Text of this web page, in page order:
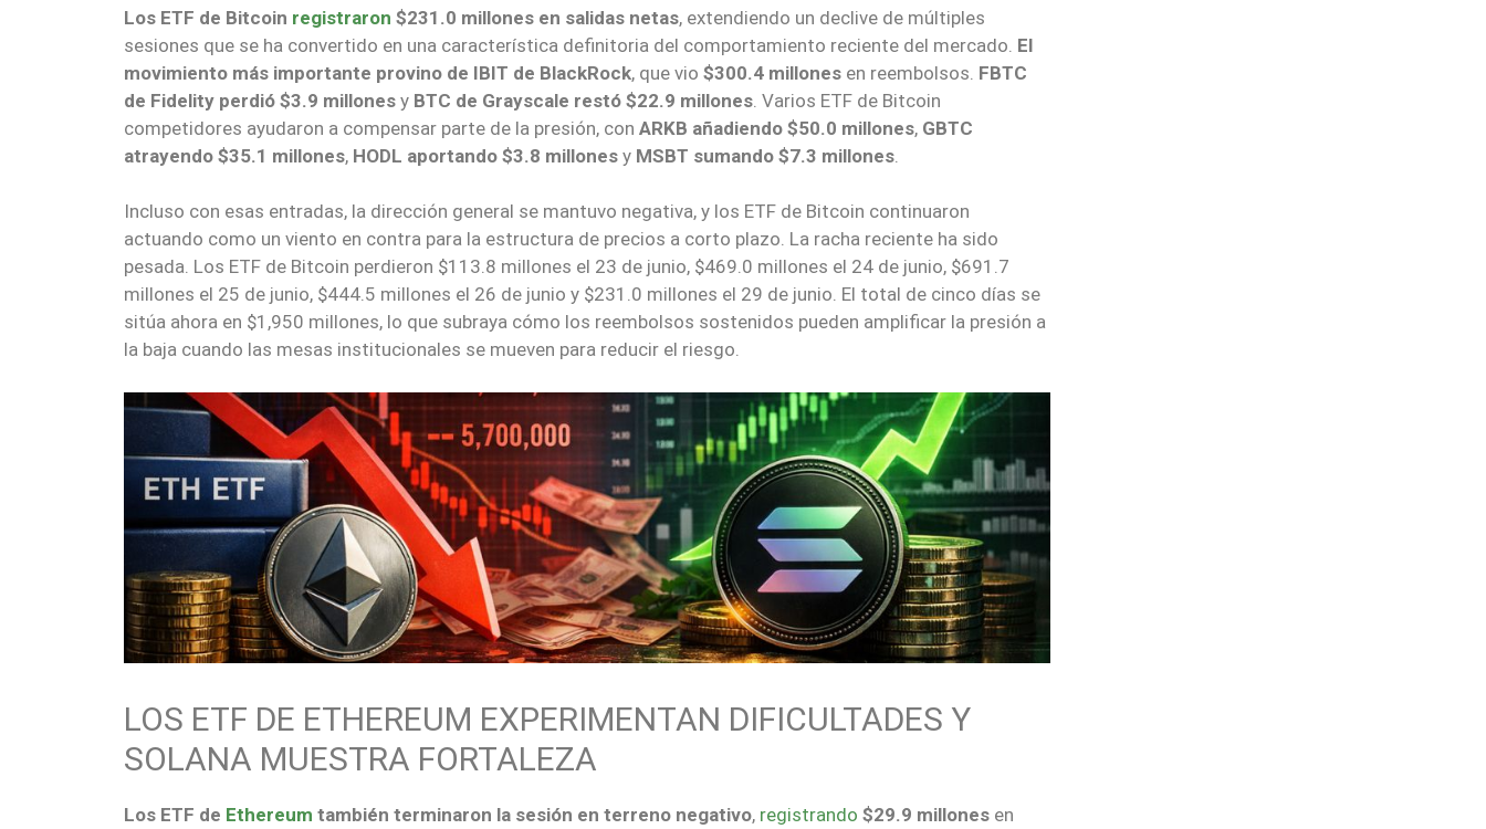
Los ETF de Bitcoin registraron $231.0 millones en salidas netas, extendiendo un declive de múltiples
sesiones que se ha convertido en una característica definitoria del comportamiento reciente del mercado. El
movimiento más importante provino de IBIT de BlackRock, que vio $300.4 millones en reembolsos. FBTC
de Fidelity perdió $3.9 millones y BTC de Grayscale restó $22.9 millones . Varios ETF de Bitcoin
competidores ayudaron a compensar parte de la presión, con ARKB añadiendo $50.0 millones, GBTC
atrayendo $35.1 millones, HODL aportando $3.8 millones y MSBT sumando $7.3 millones
Incluso con esas entradas, la dirección general se mantuvo negativa, y los ETF de Bitcoin continuaron
actuando como un viento en contra para la estructura de precios a corto plazo. La racha reciente ha sido
pesada. Los ETF de Bitcoin perdieron $113.8 millones el 23 de junio, $469.0 millones el 24 de junio, $691.7
millones el 25 de junio, $444.5 millones el 26 de junio y $231.0 millones el 29 de junio. El total de cinco días se
sitúa ahora en $1,950 millones, lo que subraya cómo los reembolsos sostenidos pueden amplificar la presión a
la baja cuando las mesas institucionales se mueven para reducir el riesgo.
LOS ETF DE ETHEREUM EXPERIMENTAN DIFICULTADES Y
SOLANA MUESTRA FORTALEZA
Los ETF de Ethereum también terminaron la sesión en terreno negativo, registrando $29.9 millones en